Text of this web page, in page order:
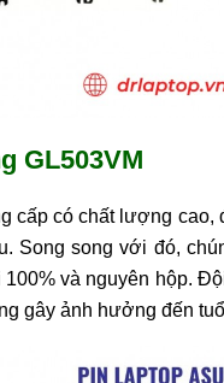
GL503VM
cấp có chất lượng cao,
Song song với đó,
và nguyên hộp.
gây ảnh hưởng đến